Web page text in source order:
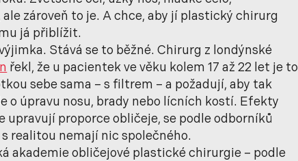
zároveň to je. A chce, aby jí plastický chirurg
já přiblížit.
Stává se to běžné. Chirurg z londýnské
řekl, že u pacientek ve věku kolem 17 až 22 let je to
sebe sama – s filtrem – a požadují, aby tak
o úpravu nosu, brady nebo lícních kostí. Efekty
upravují proporce obličeje, se podle odborníků
s realitou nemají nic společného.
akademie obličejové plastické chirurgie – podle